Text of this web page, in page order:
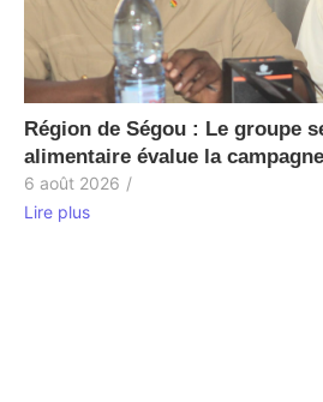
Région de Ségou : Le groupe
alimentaire évalue la
6 août 2026 /
Lire plus